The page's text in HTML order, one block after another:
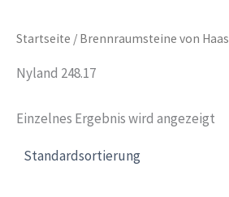
Startseite / Brennraumsteine von
Nyland 248.17
Einzelnes Ergebnis wird angezeigt